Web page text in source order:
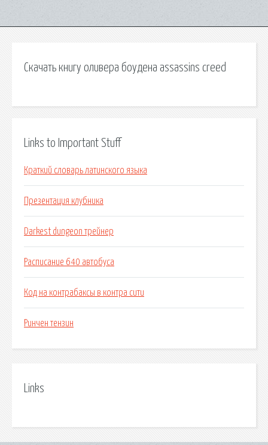
Скачать книгу оливера боудена assassins creed
Links to Important Stuff
Краткий словарь латинского языка
Презентация клубника
Darkest dungeon трейнер
Расписание 640 автобуса
Код на контрабаксы в контра сити
Ринчен тензин
Links